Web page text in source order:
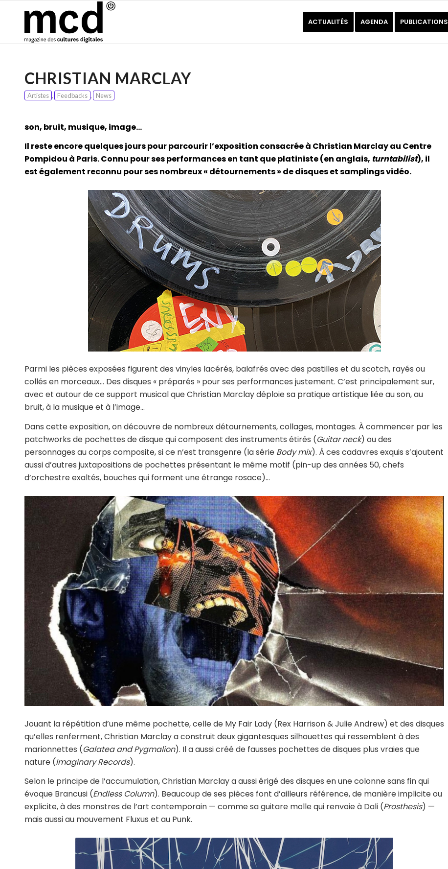
ACTUALITÉS AGENDA PUBLICATIONS
CHRISTIAN MARCLAY
Artistes , Feedbacks , News
son, bruit, musique, image…
Il reste encore quelques jours pour parcourir l’exposition consacrée à Christian Marclay au Centre
Pompidou à Paris. Connu pour ses performances en tant que platiniste (en anglais, turntabilist), il
est également reconnu pour ses nombreux « détournements » de disques et samplings vidéo.
Parmi les pièces exposées figurent des vinyles lacérés, balafrés avec des pastilles et du scotch, rayés ou
collés en morceaux… Des disques « préparés » pour ses performances justement. C’est principalement sur,
avec et autour de ce support musical que Christian Marclay déploie sa pratique artistique liée au son, au
bruit, à la musique et à l’image…
Dans cette exposition, on découvre de nombreux détournements, collages, montages. À commencer par les
patchworks de pochettes de disque qui composent des instruments étirés (Guitar neck) ou des
personnages au corps composite, si ce n’est transgenre (la série Body mix). À ces cadavres exquis s’ajoutent
aussi d’autres juxtapositions de pochettes présentant le même motif (pin-up des années 50, chefs
d’orchestre exaltés, bouches qui forment une étrange rosace)…
Jouant la répétition d’une même pochette, celle de My Fair Lady (Rex Harrison & Julie Andrew) et des disques
qu’elles renferment, Christian Marclay a construit deux gigantesques silhouettes qui ressemblent à des
marionnettes (Galatea and Pygmalion). Il a aussi créé de fausses pochettes de disques plus vraies que
nature (Imaginary Records).
Selon le principe de l’accumulation, Christian Marclay a aussi érigé des disques en une colonne sans fin qui
évoque Brancusi (Endless Column). Beaucoup de ses pièces font d’ailleurs référence, de manière implicite ou
explicite, à des monstres de l’art contemporain — comme sa guitare molle qui renvoie à Dali (Prosthesis) —
mais aussi au mouvement Fluxus et au Punk.